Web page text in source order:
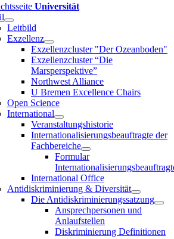
Universität
Leitbild
Exzellenz
Exzellenzcluster "Der Ozeanboden"
Exzellenzcluster “Die
Marsperspektive”
Northwest Alliance
U Bremen Excellence Chairs
Open Science
International
Veranstaltungshistorie
Internationalisierungsbeauftragte der
Fachbereiche
Formular
International Office
Antidiskriminierung & Diversität
Die Antidiskriminierungssatzung
Ansprechpersonen und
Anlaufstellen
Diskriminierung Definitionen